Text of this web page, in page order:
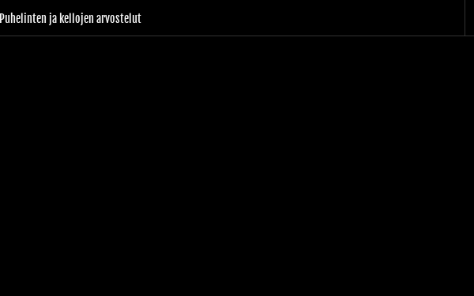
Puhelinten ja kellojen arvostelut